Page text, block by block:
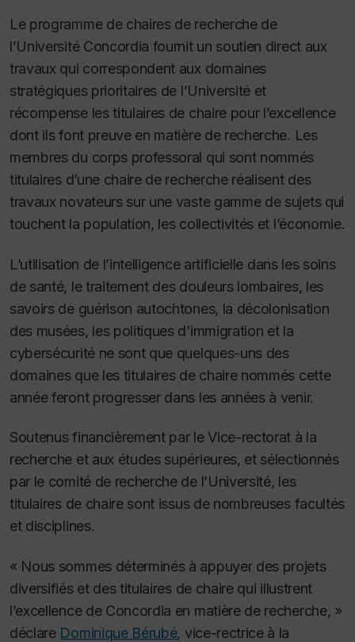
Le programme de chaires de recherche de
l’Université Concordia fournit un soutien direct aux
travaux qui correspondent aux domaines
stratégiques prioritaires de l’Université et
récompense les titulaires de chaire pour l’excellence
dont ils font preuve en matière de recherche. Les
membres du corps professoral qui sont nommés
titulaires d’une chaire de recherche réalisent des
travaux novateurs sur une vaste gamme de sujets qui
touchent la population, les collectivités et l’économie.
L’utilisation de l’intelligence artificielle dans les soins
de santé, le traitement des douleurs lombaires, les
savoirs de guérison autochtones, la décolonisation
des musées, les politiques d’immigration et la
cybersécurité ne sont que quelques-uns des
domaines que les titulaires de chaire nommés cette
année feront progresser dans les années à venir.
Soutenus financièrement par le Vice-rectorat à la
recherche et aux études supérieures, et sélectionnés
par le comité de recherche de l’Université, les
titulaires de chaire sont issus de nombreuses facultés
et disciplines.
« Nous sommes déterminés à appuyer des projets
diversifiés et des titulaires de chaire qui illustrent
l’excellence de Concordia en matière de recherche, »
déclare Dominique Bérubé, vice-rectrice à la